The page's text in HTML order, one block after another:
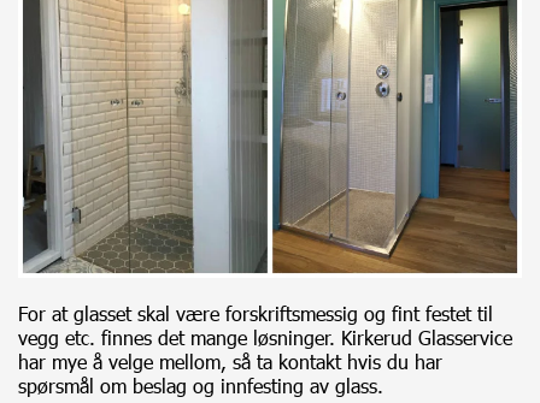
For at glasset skal være forskriftsmessig og fint festet til
vegg etc. finnes det mange løsninger. Kirkerud Glasservice
har mye å velge mellom, så ta kontakthvis du har
spørsmål om beslag og innfesting av glass.